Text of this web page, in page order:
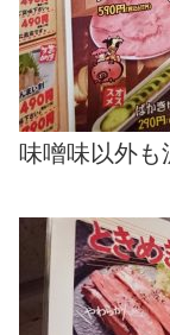
味噌味以外も